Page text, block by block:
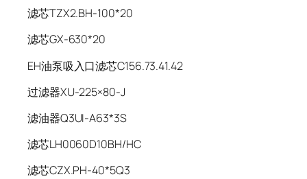
滤芯TZX2.BH-100*20
滤芯GX-630*20
EH油泵吸入口滤芯C156.73.41.42
过滤器XU-225×80-J
滤油器Q3UI-A63*3S
滤芯LH0060D10BH/HC
滤芯CZX.PH-40*5Q3